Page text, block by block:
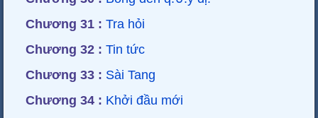
Chương 31 : Tra hỏi
Chương 32 : Tin tức
Chương 33 : Sài Tang
Chương 34 : Khởi đầu mới